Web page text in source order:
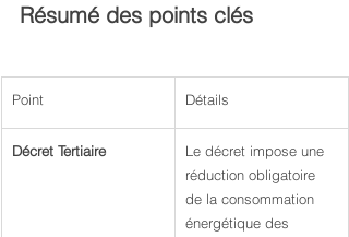
Résumé des points clés
Point Détails
Décret Tertiaire
Le décret impose une
réduction obligatoire
de la consommation
énergétique des